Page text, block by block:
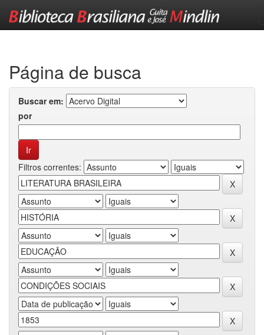
Página de busca
Buscar em:
por
Filtros correntes: